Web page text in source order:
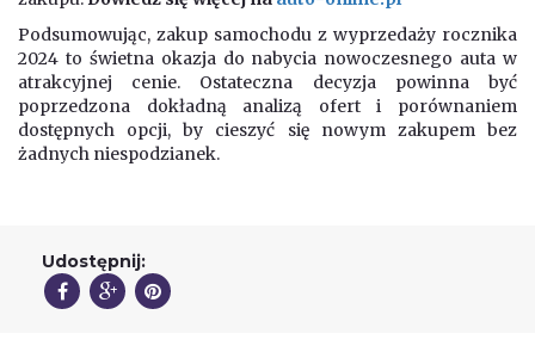
Podsumowując, zakup samochodu z wyprzedaży rocznika
2024 to świetna okazja do nabycia nowoczesnego auta w
atrakcyjnej cenie. Ostateczna decyzja powinna być
poprzedzona dokładną analizą ofert i porównaniem
dostępnych opcji, by cieszyć się nowym zakupem bez
żadnych niespodzianek.
Udostępnij: